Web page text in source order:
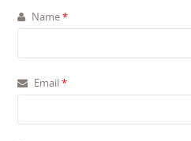
Name*
Email*